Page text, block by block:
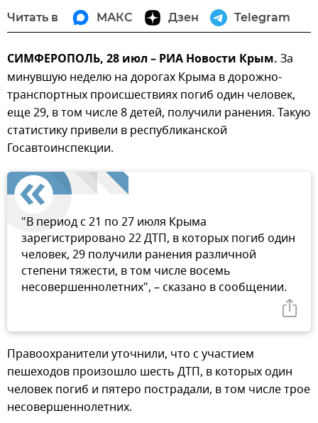
Читать в МАКС Дзен Telegram
СИМФЕРОПОЛЬ, 28 июл – РИА Новости Крым. За
минувшую неделю на дорогах Крыма в дорожно-
транспортных происшествиях погиб один человек,
еще 29, в том числе 8 детей, получили ранения. Такую
статистику привели в республиканской
Госавтоинспекции.
"В период с 21 по 27 июля Крыма
зарегистрировано 22 ДТП, в которых погиб один
человек, 29 получили ранения различной
степени тяжести, в том числе восемь
несовершеннолетних", – сказано в сообщении.
Правоохранители уточнили, что с участием
пешеходов произошло шесть ДТП, в которых один
человек погиб и пятеро пострадали, в том числе трое
несовершеннолетних.